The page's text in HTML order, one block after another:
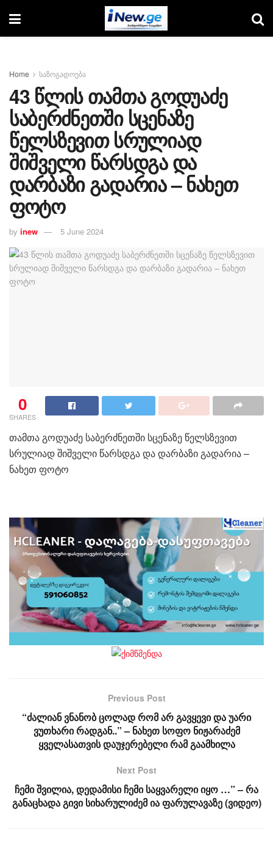
Home საზოგადოება
43 წლის თამთა გოდუაძე
საბერძნეთში სცენაზე
წელსზევით სრულიად
შიშველი წარსდგა და
დარბაზი გადარია – ნახეთ
ფოტო
by inew 5 June 2024
0
SHARES
თამთა გოდუაძე საბერძნეთში სცენაზე წელსზევით
სრულიად შიშველი წარსდგა და დარბაზი გადარია –
ნახეთ ფოტო
Previous Post
“ძალიან ვნანობ ცოლად რომ არ გავყევი და უარი
ვუთხარი რადგან..” – ნახეთ სოფო ნიჟარაძემ
ყველასათვის დაუჯერებელი რამ გაამხილა
Next Post
ჩემი შვილია, დედამისი ჩემი საყვარელი იყო …” – რა
განაცხადა გივი სიხარულიძემ ია ფარულავაზე (ვიდეო)